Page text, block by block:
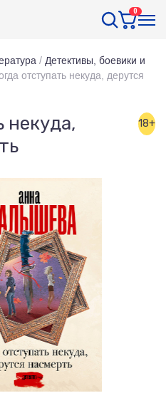
0
/ Детективы, боевики и
отступать некуда, дерутся
некуда,
18+